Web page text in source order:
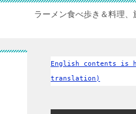
ラーメン食べ歩き＆料理
English contents is
translation)